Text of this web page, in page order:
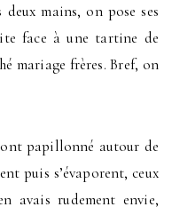
mains, on pose ses
face à une tartine de
mariage frères. Bref, on
ont papillonné autour de
puis s’évaporent, ceux
avais rudement envie,